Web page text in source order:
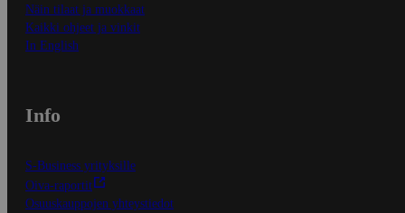
Näin tilaat ja muokkaat
Kaikki ohjeet ja vinkit
In English
Info
S-Business yrityksille
Oiva-raportit
Osuuskauppojen yhteystiedot